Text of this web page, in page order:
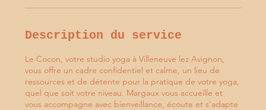
Description du service
Le Cocon, votre studio yoga à Villeneuve lez Avignon,
vous offre un cadre confidentiel et calme, un lieu de
ressources et de détente pour la pratique de votre yoga,
quel que soit votre niveau. Margaux vous accueille et
vous accompagne avec bienveillance, écoute et s'adapte